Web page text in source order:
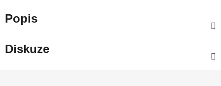
Popis
Diskuze